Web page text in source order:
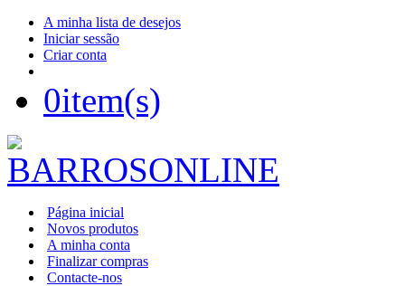
A minha lista de desejos
Iniciar sessão
Criar conta
0item(s)
Página inicial
Novos produtos
A minha conta
Finalizar compras
Contacte-nos